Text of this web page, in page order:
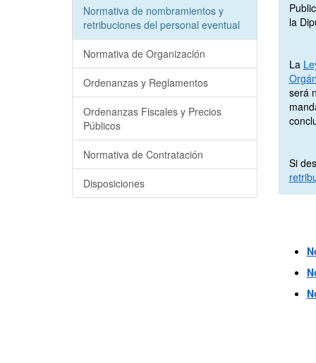
Normativa de nombramientos y
retribuciones del personal eventual
Normativa de Organización
Ordenanzas y Reglamentos
Ordenanzas Fiscales y Precios
Públicos
Normativa de Contratación
Disposiciones
la
La
será
Si